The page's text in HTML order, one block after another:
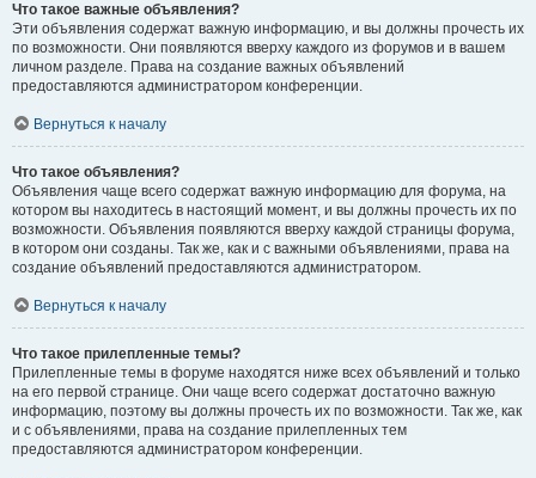
Что такое важные объявления?
Эти объявления содержат важную информацию, и вы должны прочесть их
по возможности. Они появляются вверху каждого из форумов и в вашем
личном разделе. Права на создание важных объявлений
предоставляются администратором конференции.
Вернуться к началу
Что такое объявления?
Объявления чаще всего содержат важную информацию для форума, на
котором вы находитесь в настоящий момент, и вы должны прочесть их по
возможности. Объявления появляются вверху каждой страницы форума,
в котором они созданы. Так же, как и с важными объявлениями, права на
создание объявлений предоставляются администратором.
Вернуться к началу
Что такое прилепленные темы?
Прилепленные темы в форуме находятся ниже всех объявлений и только
на его первой странице. Они чаще всего содержат достаточно важную
информацию, поэтому вы должны прочесть их по возможности. Так же, как
и с объявлениями, права на создание прилепленных тем
предоставляются администратором конференции.